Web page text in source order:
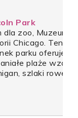
Park
dla zoo, Muzeum
Chicago. Ten
parku oferuje
plaże
szlaki